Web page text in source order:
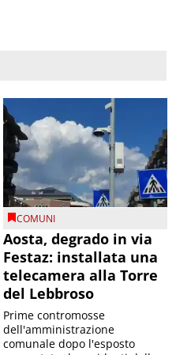
COMUNI
Aosta, degrado in via
Festaz: installata una
telecamera alla Torre
del Lebbroso
Prime contromosse
dell'amministrazione
comunale dopo l'esposto